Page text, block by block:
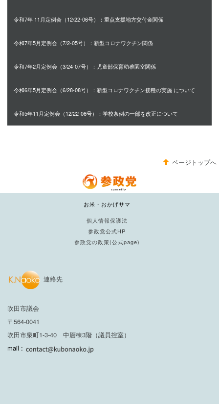
令和7年 11月定例会（12/22-06号）： 重点支援地方交付金関係
令和7年5月定例会（7/2-05号）：新型コロナワクチン関係
令和7年2月定例会（3/24-07号）： 児童部保育幼稚園室関係
令和6年5月定例会（6/28-08号）： 新型コロナワクチン接種の実施 について
令和5年11月定例会（12/22-06号）： 学校条例の一部を改正について
ページトップへ
お米・おかげサマ
個人情報保護法
参政党公式HP
参政党の政策(公式page)
連絡先
吹田市議会
〒564-0041
吹田市泉町1-3-40 中層棟3階（議員控室）
mail :